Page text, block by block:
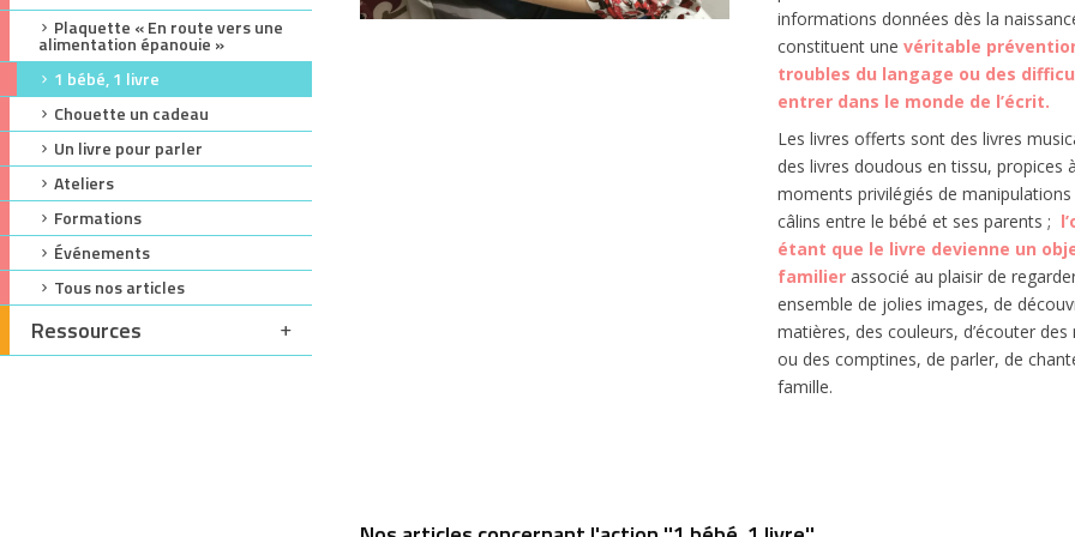
Plaquette « En route vers une
alimentation épanouie »
1 bébé, 1 livre
Chouette un cadeau
Un livre pour parler
Ateliers
Formations
Événements
Tous nos articles
Ressources
informations données dès la
constituent une véritable
troubles du langage ou des
entrer dans le monde de l’écrit.
Les livres offerts sont des livres
des livres doudous en tissu, propices
moments privilégiés de
câlins entre le bébé et ses parents ;
étant que le livre devienne un
familierassocié au plaisir de
ensemble de jolies images, de
matières, des couleurs, d’écouter des
ou des comptines, de parler, de
famille.